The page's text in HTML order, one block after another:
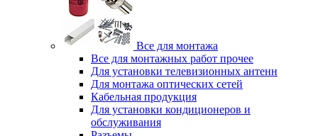
Все для монтажа
Все для монтажных работ прочее
Для установки телевизионных антенн
Для монтажа оптических сетей
Кабельная продукция
Для установки кондиционеров и
обслуживания